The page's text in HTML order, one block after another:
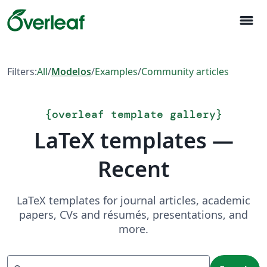
menu
Filters:All/Modelos/Examples/Community articles
{overleaf template gallery}
LaTeX templates —
Recent
LaTeX templates for journal articles, academic
papers, CVs and résumés, presentations, and
more.